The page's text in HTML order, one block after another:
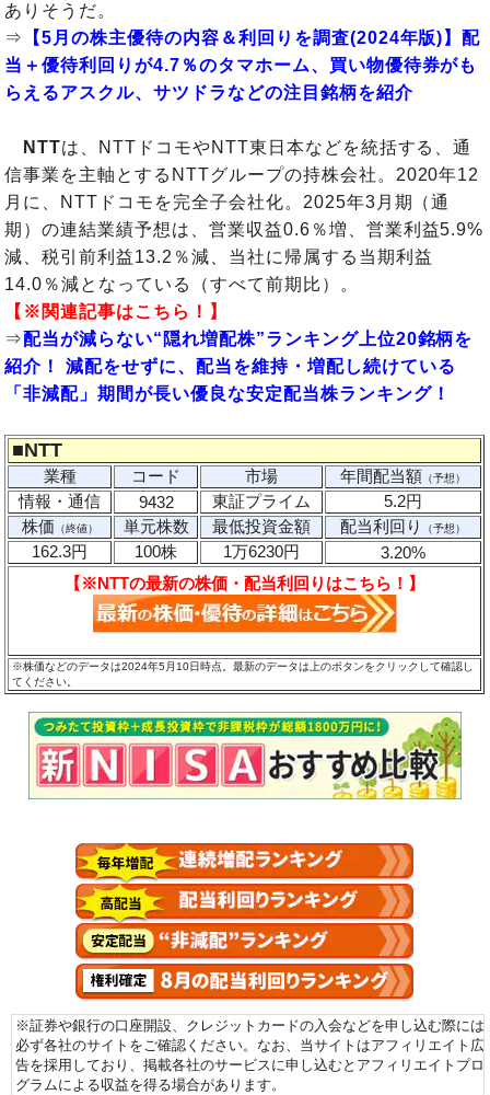
ありそうだ。
⇒
【5月の株主優待の内容＆利回りを調査(2024年版)】配
当＋優待利回りが4.7％のタマホーム、買い物優待券がも
らえるアスクル、サツドラなどの注目銘柄を紹介
NTTは、NTTドコモやNTT東日本などを統括する、通
信事業を主軸とするNTTグループの持株会社。2020年12
月に、NTTドコモを完全子会社化。2025年3月期（通
期）の連結業績予想は、営業収益0.6％増、営業利益5.9%
減、税引前利益13.2％減、当社に帰属する当期利益
14.0％減となっている（すべて前期比）。
【※関連記事はこちら！】
⇒配当が減らない“隠れ増配株”ランキング上位20銘柄を
紹介！ 減配をせずに、配当を維持・増配し続けている
「非減配」期間が長い優良な安定配当株ランキング！
■NTT
業種 コード 市場 年間配当額 （予想）
情報・通信 9432 東証プライム
5.2円
株価 （終値） 単元株数 最低投資金額 配当利回り （予想）
162.3円 100株 1万6230円
3.20%
【※NTTの最新の株価・配当利回りはこちら！】
※株価などのデータは2024年5月10日時点。最新のデータは上のボタンをクリックして確認し
てください。
※証券や銀行の口座開設、クレジットカードの入会などを申し込む際には
必ず各社のサイトをご確認ください。なお、当サイトはアフィリエイト広
告を採用しており、掲載各社のサービスに申し込むとアフィリエイトプロ
グラムによる収益を得る場合があります。